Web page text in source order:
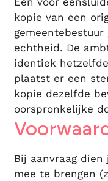
kopie van een
echtheid. De
identiek
plaatst er een
kopie dezelfde
oorspronkelijke
Bij aanvraag
mee te brengen